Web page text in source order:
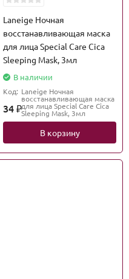
Laneige Ночная
восстанавливающая маска
для лица Special Care Cica
Sleeping Mask, 3мл
В наличии
Код: Laneige Ночная
восстанавливающая маска
для лица Special Care Cica
Sleeping Mask, 3мл
34 ₽
В корзину